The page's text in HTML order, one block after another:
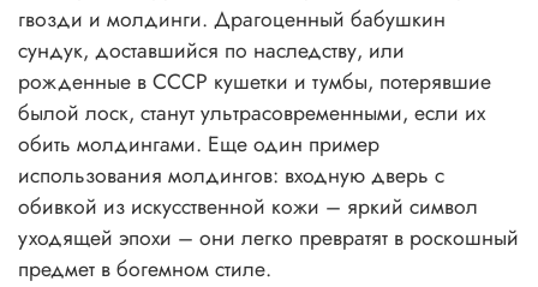
гвозди и молдинги. Драгоценный бабушкин
сундук, доставшийся по наследству, или
рожденные в СССР кушетки и тумбы, потерявшие
былой лоск, станут ультрасовременными, если их
обить молдингами. Еще один пример
использования молдингов: входную дверь с
обивкой из искусственной кожи – яркий символ
уходящей эпохи – они легко превратят в роскошный
предмет в богемном стиле.